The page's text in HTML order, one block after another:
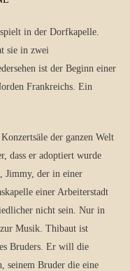
in der Dorfkapelle.
sie in zwei
ist der Beginn einer
Frankreichs. Ein
der ganzen Welt
dass er adoptiert wurde
Jimmy, der in einer
einer Arbeiterstadt
nicht sein. Nur in
Musik. Thibaut ist
Bruders. Er will die
seinem Bruder die eine